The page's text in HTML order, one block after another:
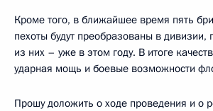
Кроме того, в ближайшее время пять
пехоты будут преобразованы в дивизии,
из них – уже в этом году. В итоге
ударная мощь и боевые возможности
Прошу доложить о ходе проведения и о